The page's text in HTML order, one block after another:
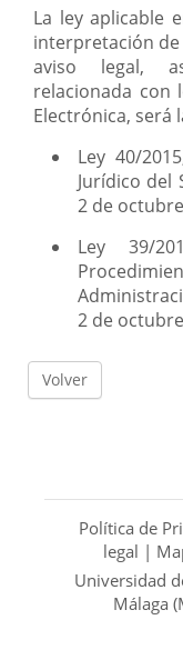
La ley aplicable
interpretación
aviso legal,
relacionada con
Electrónica, será
Ley 40/
Jurídico del
2 de
Ley 39/
2 de
Volver
Política de
legal |
Universidad
Málaga